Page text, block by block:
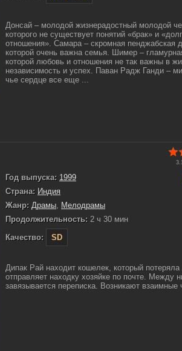
Донсай – молодой жизнерадостный молодой
которого не существует понятий «брак» и
отношения». Самара – скромная пенджабская
которой очень важна семья. Шимер –
которой любовь и отношения не так важны в
независимость и успех. Паван Радж Ганди –
чье сердце все еще ...
Год выпуска: 1999
Страна: Индия
Жанр: Драмы Мелодрамы
Продолжительность: 2 ч 30 мин
Качество:
SD
Дипак Рай находит кошелек, который
отправляет находку хозяйке по почте. Между
завязывается переписка. Возникают взаимные